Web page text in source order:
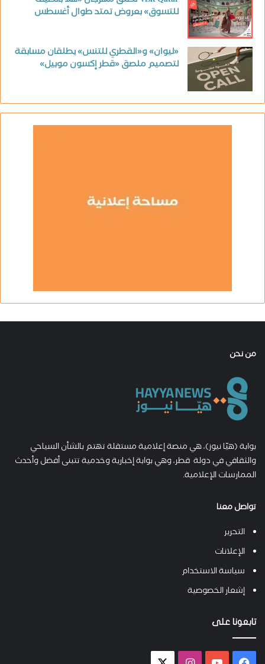
للتسوق» بعروض تمتد طوال أغسطس
«ليوان» و«القطري للتنس» يطلقان مسابقة
لتصميم ملصق «قطر إكسون موبيل»
من نحن
بوابة (هيّا نيوز)، هي منصة إعلامية مستقلة تهتم بالشأن السياحي
والثقافي في دولة قطر، وهي بوابة إخبارية وخدمية تتبنى أفضل وأحدث
الممارسات الإعلامية.
تواصل معنا
التحرير
الإعلانات
سياسة الاستخدام
إشعار الخصوصية
تابعونا على